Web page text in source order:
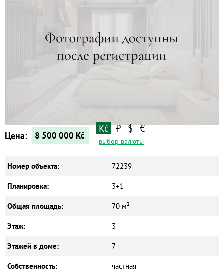
Цена: 8 500 000 Kč
Kč ₽ $ €
выбор валюты
Номер объекта: 72239
Планировка: 3+1
Общая площадь: 70 м²
Этаж: 3
Этажей в доме: 7
Собственность: частная